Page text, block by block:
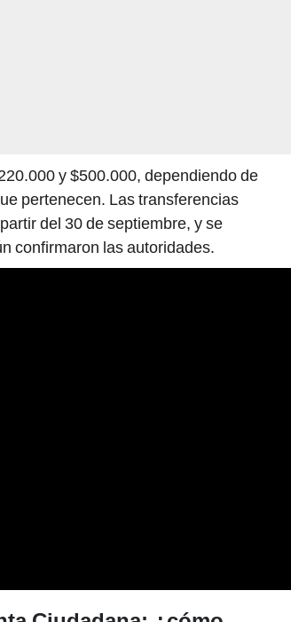
beneficiarios del programa Renta
, disponible en la página oficial del